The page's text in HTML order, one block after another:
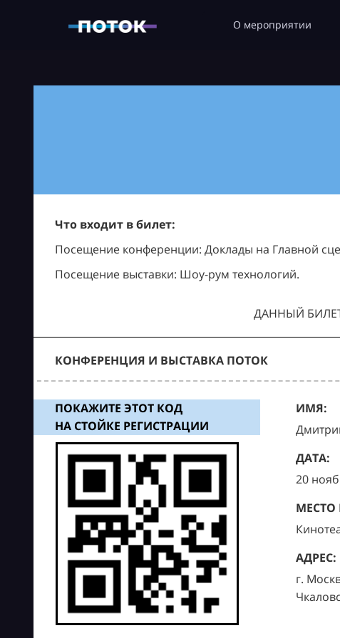
О мероприятии
Что входит в билет:
Посещение конференции: Доклады на Главной
Посещение выставки: Шоу-рум технологий.
ДАННЫЙ
КОНФЕРЕНЦИЯ И ВЫСТАВКА ПОТОК
ПОКАЖИТЕ ЭТОТ КОД
НА СТОЙКЕ РЕГИСТРАЦИИ
ИМЯ:
ДАТА:
20
МЕСТО
АДРЕС:
г.